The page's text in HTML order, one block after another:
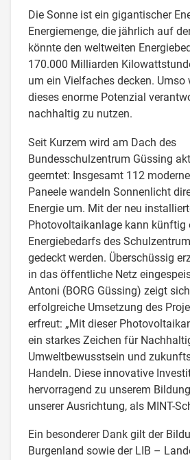
Die Sonne ist ein gigantischer
Energiemenge, die jährlich auf
könnte den weltweiten
170.000 Milliarden
um ein Vielfaches decken. Umso
dieses enorme Potenzial
nachhaltig zu nutzen.
Seit Kurzem wird am Dach des
Bundesschulzentrum Güssing
geerntet: Insgesamt 112
Paneele wandeln Sonnenlicht
Energie um. Mit der neu
Photovoltaikanlage kann künftig
Energiebedarfs des
gedeckt werden. Überschüssig
in das öffentliche Netz
Antoni (BORG Güssing) zeigt
erfolgreiche Umsetzung des
erfreut: „Mit dieser
ein starkes Zeichen für
Umweltbewusstsein und
Handeln. Diese innovative
hervorragend zu unserem
unserer Ausrichtung, als MINT-
Ein besonderer Dank gilt der
Burgenland sowie der LIB –